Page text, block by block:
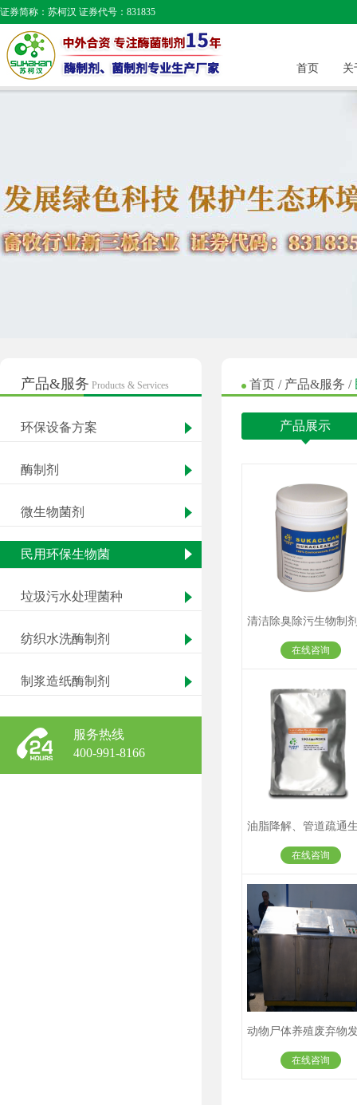
证券简称：苏柯汉 证券代号：831835
首页 关
产品&服务 Products & Services
环保设备方案
酶制剂
微生物菌剂
民用环保生物菌
垃圾污水处理菌种
纺织水洗酶制剂
制浆造纸酶制剂
服务热线
400-991-8166
首页 / 产品&服务 /
产品展示
在线咨询
在线咨询
在线咨询